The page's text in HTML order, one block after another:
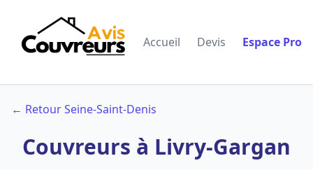
Accueil Devis Espace Pro
← Retour Seine-Saint-Denis
Couvreurs à Livry-Gargan